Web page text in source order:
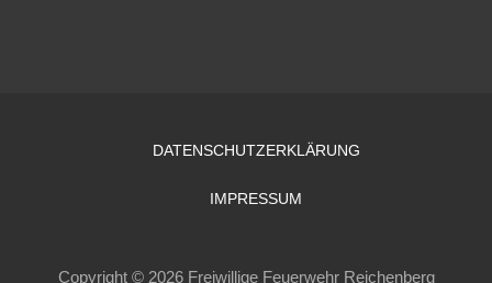
DATENSCHUTZERKLÄRUNG
IMPRESSUM
Copyright © 2026 Freiwillige Feuerwehr Reichenberg